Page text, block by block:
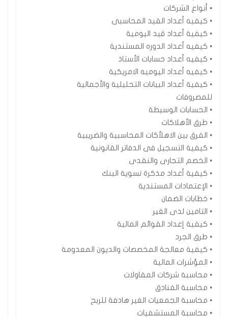
• أنواع الشركات
• كيفيه أعداد القيد المحاسبى
• كيفية أعداد قيد اليومية
• كيفيه أعداد الدوره المستندية
• كيفيه أعداد حسابات الأستاذ
• كيفيه أعداد اليوميه الامريكية
• كيفية أعداد البيانات التحليلية والأجمالية
للمصروفات
• الحسابات الوسيطة
• طرق الأهلاكات
• الفرق بين الاهلأكات المحاسبية والضريبية
• كيفية التسجيل فى الدفاتر القانونية
• الخصم التجارى والنقدى
• كيفية أعداد مذكرة تسوية البنك
• الإعتمادات المستندية
• خطابات الضمان
• التامين لدى الغير
• كيفية إعداد القوائم المالية
• طرق الجرد
• كيفية معالجة المخصصات والديون المعدومة
• المؤشرات المالية
• محاسبة شركات المقاولات
• محاسبة الفنادق
• محاسبة الجمعيات الغير هادفة للربح
• محاسبة المستشفيات